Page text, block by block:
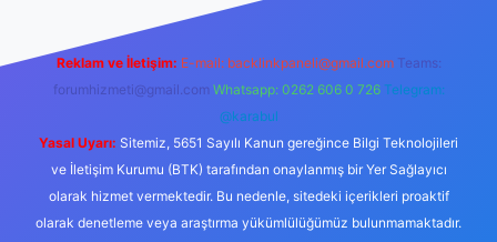
Reklam ve İletişim: E-mail: backlinkpaneli@gmail.com Teams:
forumhizmeti@gmail.com Whatsapp: 0262 606 0 726 Telegram:
@karabul
Yasal Uyarı: Sitemiz, 5651 Sayılı Kanun gereğince Bilgi Teknolojileri
ve İletişim Kurumu (BTK) tarafından onaylanmış bir Yer Sağlayıcı
olarak hizmet vermektedir. Bu nedenle, sitedeki içerikleri proaktif
olarak denetleme veya araştırma yükümlülüğümüz bulunmamaktadır.